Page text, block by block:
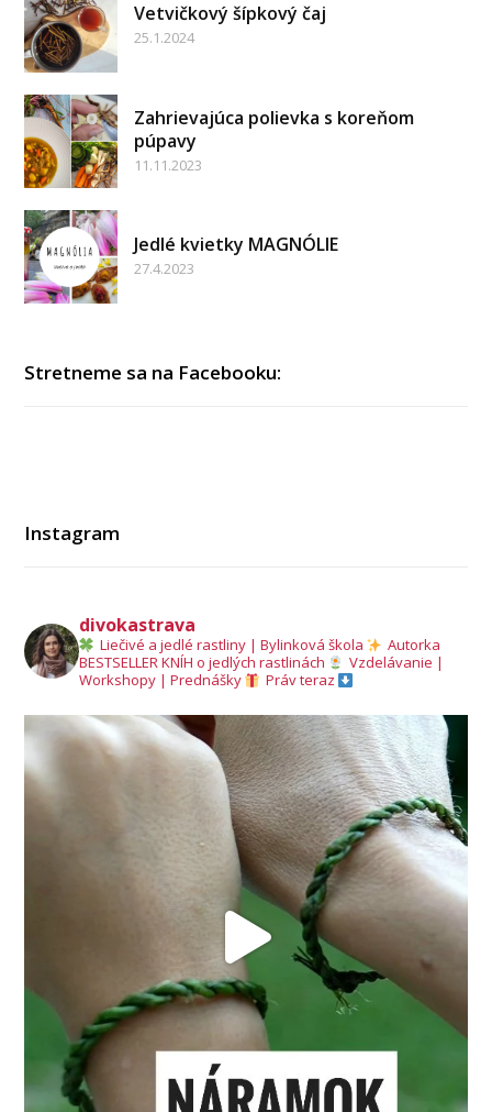
Vetvičkový šípkový čaj
25.1.2024
Zahrievajúca polievka s koreňom
púpavy
11.11.2023
Jedlé kvietky MAGNÓLIE
27.4.2023
Stretneme sa na Facebooku:
Instagram
divokastrava
Liečivé a jedlé rastliny | Bylinková škola
Autorka
BESTSELLER KNÍH o jedlých rastlinách
Vzdelávanie |
Workshopy | Prednášky
Práv teraz